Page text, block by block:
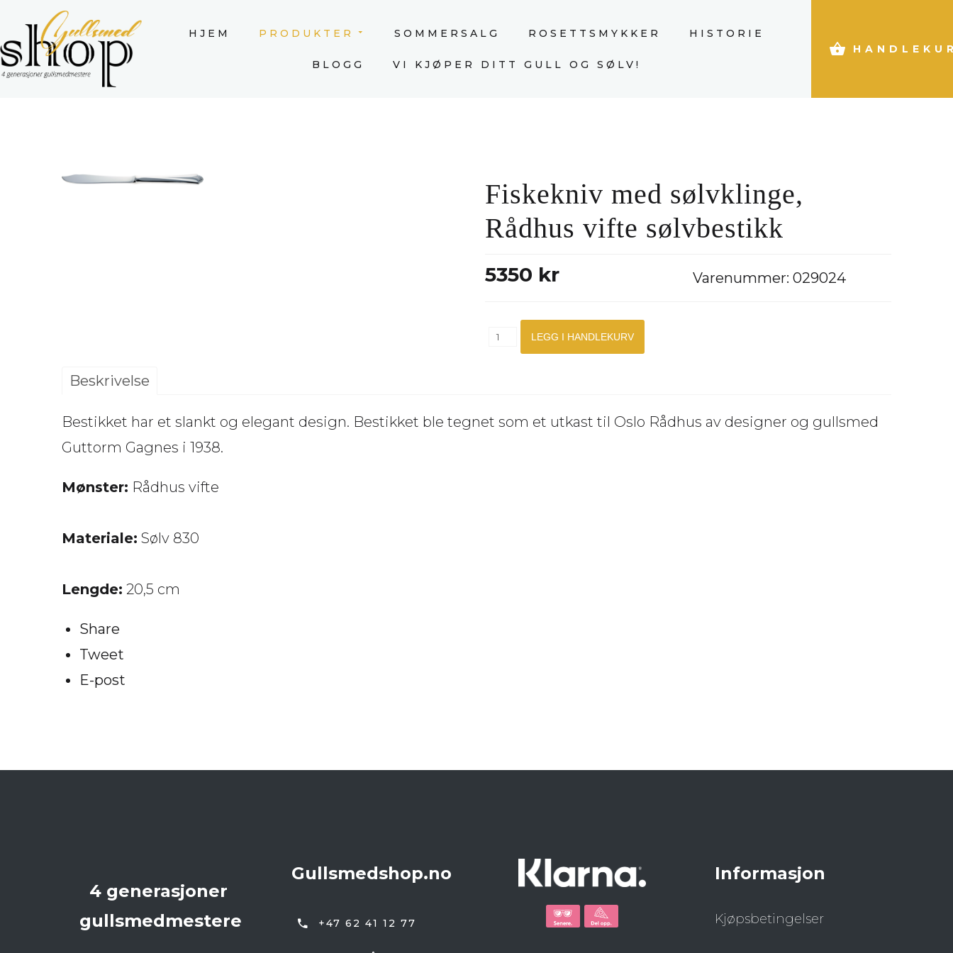
HJEM PRODUKTER SOMMERSALG ROSETTSMYKKER HISTORIE
BLOGG VI KJØPER DITT GULL OG SØLV!
Fiskekniv med sølvklinge,
Rådhus vifte sølvbestikk
5350 kr Varenummer: 029024
Beskrivelse
Bestikket har et slankt og elegant design. Bestikket ble tegnet som et utkast til Oslo Rådhus av designer og gullsmed
Guttorm Gagnes i 1938.
Mønster: Rådhus vifte
Materiale: Sølv 830
Lengde: 20,5 cm
Share
Tweet
E-post
4 generasjoner
gullsmedmestere
Gullsmedshop.no
+47 62 41 12 77
Informasjon
Kjøpsbetingelser